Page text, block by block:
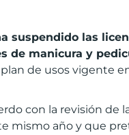
suspendido las
de manicura y
de usos vigente
con la revisión de
mismo año y que